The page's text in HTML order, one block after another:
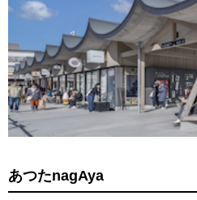
あつたnagAya